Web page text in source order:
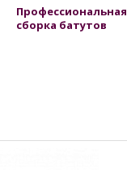
Профессиональная
сборка батутов